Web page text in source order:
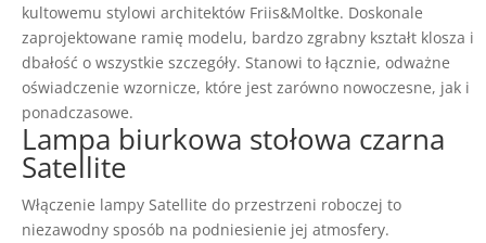
kultowemu stylowi architektów Friis&Moltke. Doskonale
zaprojektowane ramię modelu, bardzo zgrabny kształt klosza i
dbałość o wszystkie szczegóły. Stanowi to łącznie, odważne
oświadczenie wzornicze, które jest zarówno nowoczesne, jak i
ponadczasowe.
Lampa biurkowa stołowa czarna
Satellite
Włączenie lampy Satellite do przestrzeni roboczej to
niezawodny sposób na podniesienie jej atmosfery.